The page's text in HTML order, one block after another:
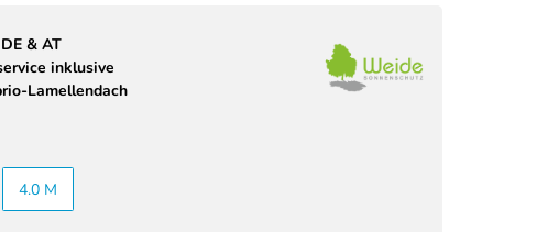
& AT
inklusive
Lamellendach
4.0 M